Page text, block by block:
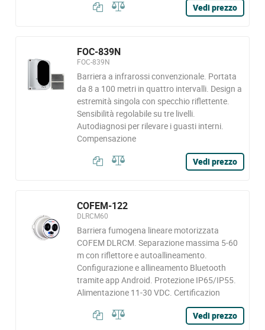
Vedi prezzo
FOC-839N
FOC-839N
Barriera a infrarossi convenzionale. Portata
da 8 a 100 metri in quattro intervalli. Design a
estremità singola con specchio riflettente.
Sensibilità regolabile su tre livelli.
Autodiagnosi per rilevare i guasti interni.
Compensazione
Vedi prezzo
COFEM-122
DLRCM60
Barriera fumogena lineare motorizzata
COFEM DLRCM. Separazione massima 5-60
m con riflettore e autoallineamento.
Configurazione e allineamento Bluetooth
tramite app Android. Protezione IP65/IP55.
Alimentazione 11-30 VDC. Certificazion
Vedi prezzo